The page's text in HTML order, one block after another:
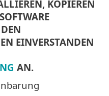
KOPIEREN
EINVERSTANDEN
AN.